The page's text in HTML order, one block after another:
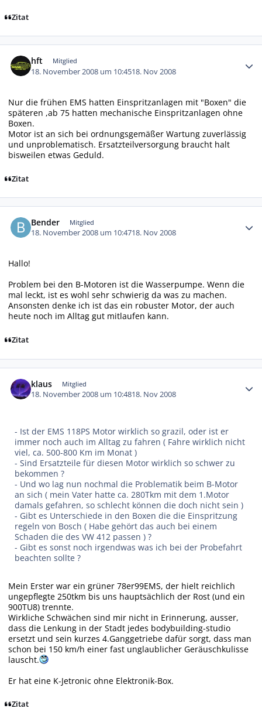
Zitat
hft Mitglied
18. November 2008 um 10:4518. Nov 2008
Nur die frühen EMS hatten Einspritzanlagen mit "Boxen" die
späteren ,ab 75 hatten mechanische Einspritzanlagen ohne
Boxen.
Motor ist an sich bei ordnungsgemäßer Wartung zuverlässig
und unproblematisch. Ersatzteilversorgung braucht halt
bisweilen etwas Geduld.
Zitat
Bender Mitglied
18. November 2008 um 10:4718. Nov 2008
Hallo!
Problem bei den B-Motoren ist die Wasserpumpe. Wenn die
mal leckt, ist es wohl sehr schwierig da was zu machen.
Ansonsten denke ich ist das ein robuster Motor, der auch
heute noch im Alltag gut mitlaufen kann.
Zitat
klaus Mitglied
18. November 2008 um 10:4818. Nov 2008
- Ist der EMS 118PS Motor wirklich so grazil, oder ist er
immer noch auch im Alltag zu fahren ( Fahre wirklich nicht
viel, ca. 500-800 Km im Monat )
- Sind Ersatzteile für diesen Motor wirklich so schwer zu
bekommen ?
- Und wo lag nun nochmal die Problematik beim B-Motor
an sich ( mein Vater hatte ca. 280Tkm mit dem 1.Motor
damals gefahren, so schlecht können die doch nicht sein )
- Gibt es Unterschiede in den Boxen die die Einspritzung
regeln von Bosch ( Habe gehört das auch bei einem
Schaden die des VW 412 passen ) ?
- Gibt es sonst noch irgendwas was ich bei der Probefahrt
beachten sollte ?
Mein Erster war ein grüner 78er99EMS, der hielt reichlich
ungepflegte 250tkm bis uns hauptsächlich der Rost (und ein
900TU8) trennte.
Wirkliche Schwächen sind mir nicht in Erinnerung, ausser,
dass die Lenkung in der Stadt jedes bodybuilding-studio
ersetzt und sein kurzes 4.Ganggetriebe dafür sorgt, dass man
schon bei 150 km/h einer fast unglaublicher Geräuschkulisse
lauscht.
Er hat eine K-Jetronic ohne Elektronik-Box.
Zitat